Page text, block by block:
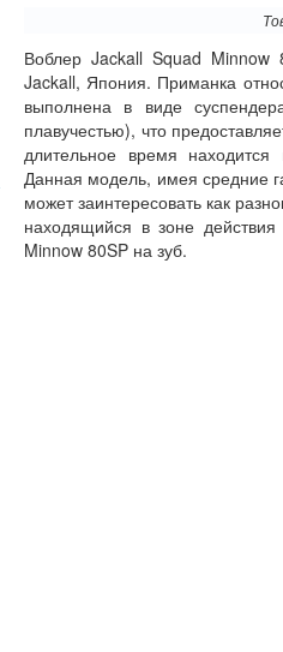
Воблер Jackall Squad Minnow
Jackall, Япония. Приманка
выполнена в виде
плавучестью), что
длительное время
Данная модель, имея средние
может заинтересовать как
находящийся в зоне
Minnow 80SP на зуб.